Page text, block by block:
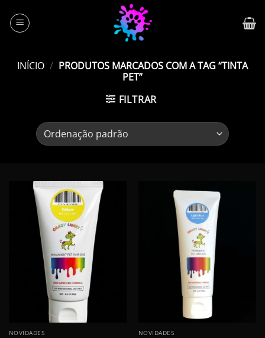
content
INÍCIO / PRODUTOS MARCADOS COM A TAG “TINTA
PET”
FILTRAR
NOVIDADES NOVIDADES